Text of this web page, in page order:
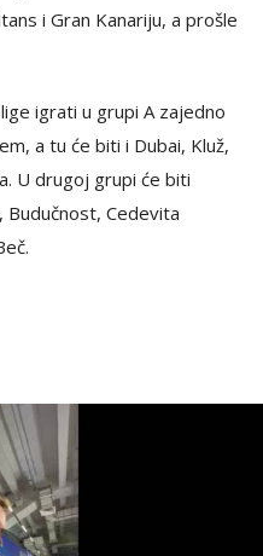
i Gran Kanariju, a prošle
igrati u grupi A zajedno
a tu će biti i Dubai, Kluž,
U drugoj grupi će biti
Budučnost, Cedevita